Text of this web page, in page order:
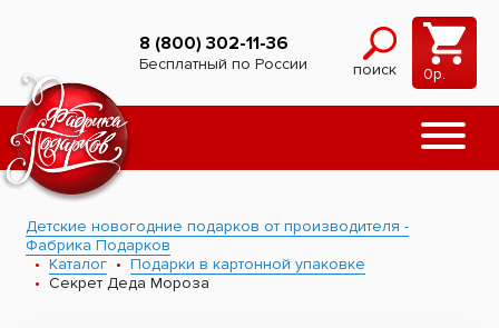
8 (800) 302-11-36
Бесплатный по России поиск 0р.
Детские новогодние подарков от производителя -
Фабрика Подарков
Каталог
Подарки в картонной упаковке
Секрет Деда Мороза